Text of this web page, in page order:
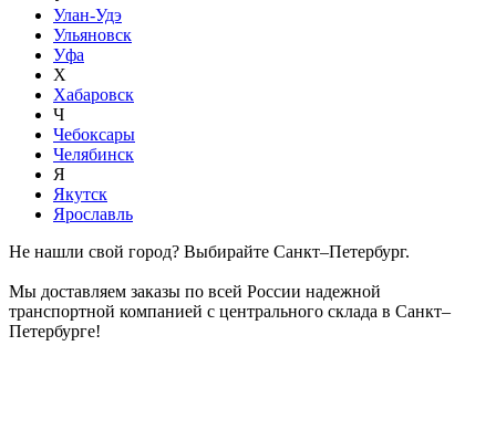
Улан-Удэ
Ульяновск
Уфа
Х
Хабаровск
Ч
Чебоксары
Челябинск
Я
Якутск
Ярославль
Не нашли свой город? Выбирайте Санкт–Петербург.
Мы доставляем заказы по всей России надежной
транспортной компанией с центрального склада в Санкт–
Петербурге!